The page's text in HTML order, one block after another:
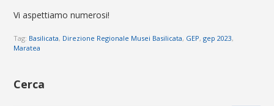
Vi aspettiamo numerosi!
Tag: Basilicata, Direzione Regionale Musei Basilicata, GEP,gep 2023,
Maratea
Cerca